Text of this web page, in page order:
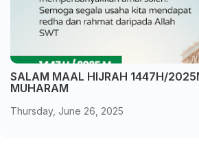
SALAM MAAL HIJRAH 1447H/
MUHARAM
Thursday, June 26, 2025